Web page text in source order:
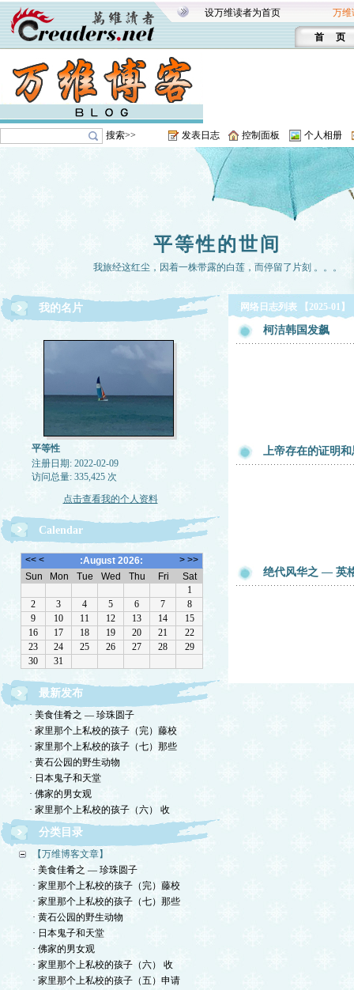
设万维读者为首页 万维
首 页
搜索>> 发表日志 控制面板 个人相册
平等性的世间
我旅经这红尘，因着一株带露的白莲，而停留了片刻 。。。
我的名片
平等性
注册日期: 2022-02-09
访问总量: 335,425 次
点击查看我的个人资料
Calendar
最新发布
· 美食佳肴之 — 珍珠圆子
· 家里那个上私校的孩子（完）藤校
· 家里那个上私校的孩子（七）那些
· 黄石公园的野生动物
· 日本鬼子和天堂
· 佛家的男女观
· 家里那个上私校的孩子（六） 收
分类目录
【万维博客文章】
· 美食佳肴之 — 珍珠圆子
· 家里那个上私校的孩子（完）藤校
· 家里那个上私校的孩子（七）那些
· 黄石公园的野生动物
· 日本鬼子和天堂
· 佛家的男女观
· 家里那个上私校的孩子（六） 收
· 家里那个上私校的孩子（五）申请
网络日志列表 【2025-01】
柯洁韩国发飙
上帝存在的证明和
绝代风华之 — 英